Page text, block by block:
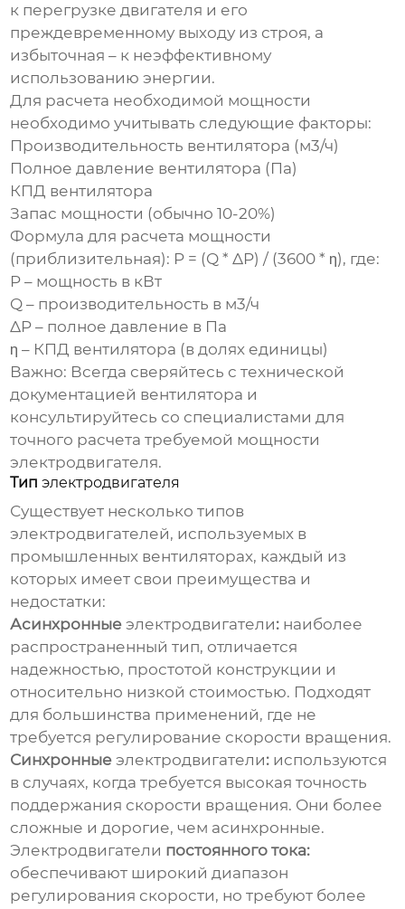
к перегрузкедвигателя и его
преждевременному выходу из строя, а
избыточная – к неэффективному
использованию энергии.
Для расчета необходимой мощности
необходимо учитывать следующие факторы:
Производительность вентилятора (м3/ч)
Полное давление вентилятора (Па)
КПД вентилятора
Запас мощности (обычно 10-20%)
Формула для расчета мощности
(приблизительная): P = (Q * ΔP) / (3600 * η), где:
P – мощность в кВт
Q – производительность в м3/ч
ΔP – полное давление в Па
η – КПД вентилятора (в долях единицы)
Важно: Всегда сверяйтесь с технической
документацией вентилятора и
консультируйтесь со специалистами для
точного расчета требуемой мощности
электродвигателя.
Типэлектродвигателя
Существует несколько типов
электродвигателей, используемых в
промышленных вентиляторах, каждый из
которых имеет свои преимущества и
недостатки:
Асинхронныеэлектродвигатели: наиболее
распространенный тип, отличается
надежностью, простотой конструкции и
относительно низкой стоимостью. Подходят
для большинства применений, где не
требуется регулирование скорости вращения.
Синхронныеэлектродвигатели: используются
в случаях, когда требуется высокая точность
поддержания скорости вращения. Они более
сложные и дорогие, чем асинхронные.
Электродвигатели постоянного тока:
обеспечивают широкий диапазон
регулирования скорости, но требуют более